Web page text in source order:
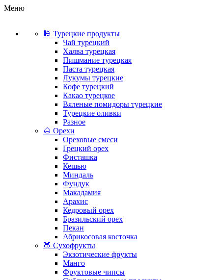
Меню
🕌 Турецкие продукты
Чай турецкий
Халва турецкая
Пишмание турецкая
Паста турецкая
Лукумы турецкие
Кофе турецкий
Какао турецкое
Вяленые помидоры турецкие
Турецкие оливки
Разное
🌰 Орехи
Ореховые смеси
Грецкий орех
Фисташка
Кешью
Миндаль
Фундук
Макадамия
Арахис
Кедровый орех
Бразильский орех
Пекан
Абрикосовая косточка
🍑 Сухофрукты
Экзотические фрукты
Манго
Фруктовые чипсы